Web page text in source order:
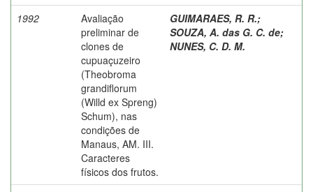
1992
Avaliação
preliminar de
clones de
cupuaçuzeiro
(Theobroma
grandiflorum
(Willd ex Spreng)
Schum), nas
condições de
Manaus, AM. III.
Caracteres
físicos dos frutos.
GUIMARAES, R. R.;
SOUZA, A. das G. C. de;
NUNES, C. D. M.